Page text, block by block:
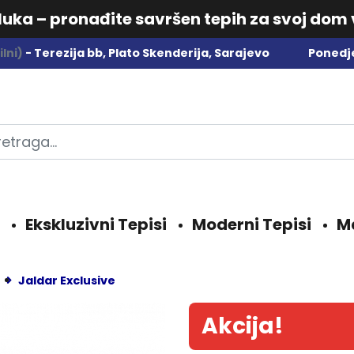
– pronađite savršen tepih za svoj
- Terezija bb, Plato Skenderija, Sarajevo
Ekskluzivni Tepisi Moderni Tepisi
Jaldar Exclusive
Akcija!